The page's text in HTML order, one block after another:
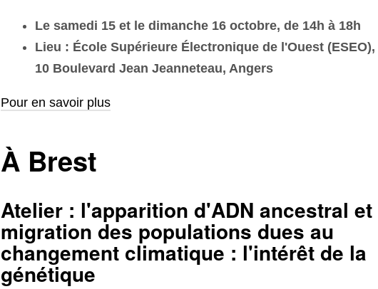
Le samedi 15 et le dimanche 16 octobre, de 14h à 18h
Lieu : École Supérieure Électronique de l'Ouest (ESEO),
10 Boulevard Jean Jeanneteau, Angers
Pour en savoir plus
À Brest
Atelier : l'apparition d'ADN ancestral et
migration des populations dues au
changement climatique : l'intérêt de la
génétique